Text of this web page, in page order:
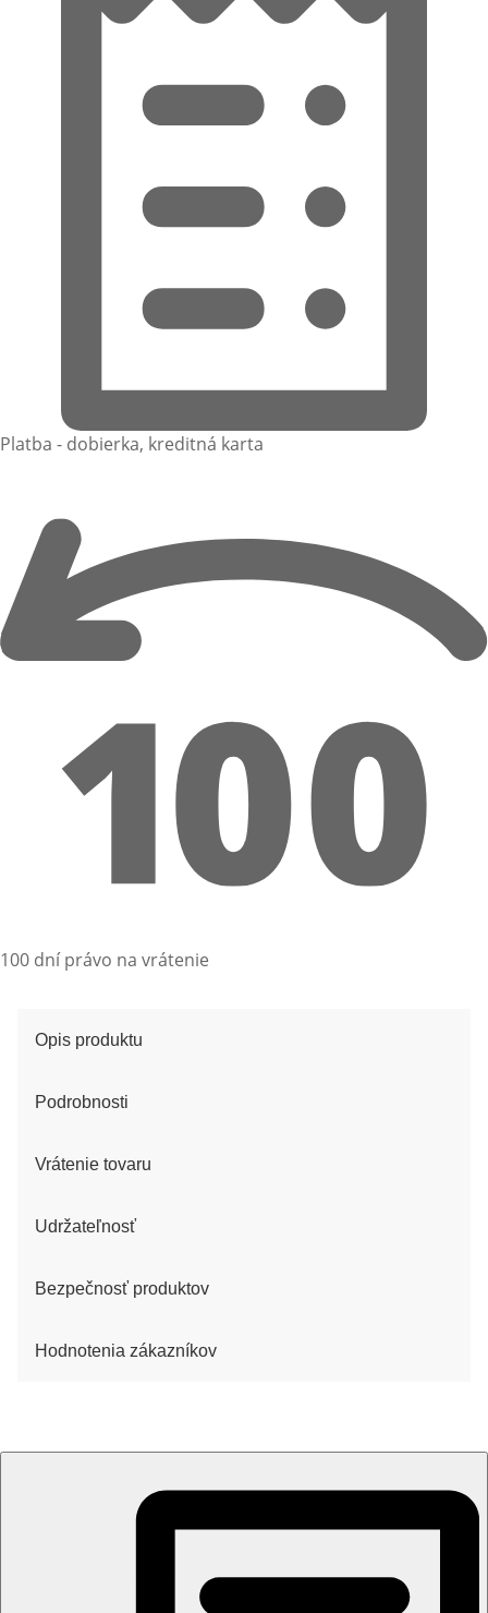
Platba - dobierka, kreditná karta
100 dní právo na vrátenie
Opis produktu
Podrobnosti
Vrátenie tovaru
Udržateľnosť
Bezpečnosť produktov
Hodnotenia zákazníkov